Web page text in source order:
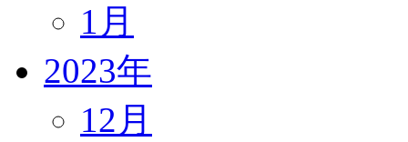
1月
2023年
12月